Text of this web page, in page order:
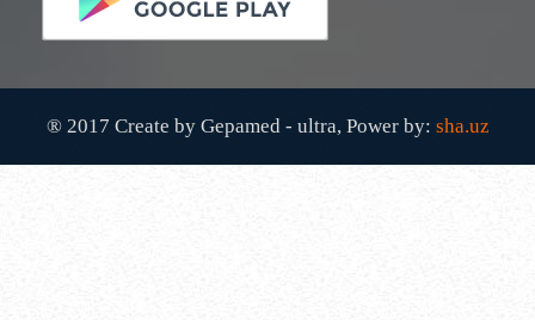
ХОМИЛА МУДДАТИНИ АНИҚЛАШНИНГ
® 2017 Create by Gepamed - ultra, Power by: sha.uz